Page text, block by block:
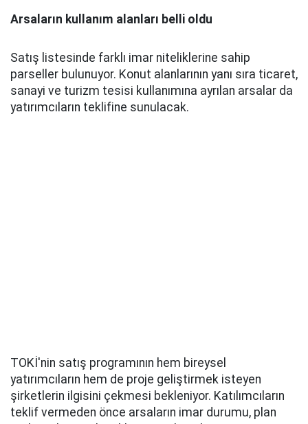
Arsaların kullanım alanları belli oldu
Satış listesinde farklı imar niteliklerine sahip
parseller bulunuyor. Konut alanlarının yanı sıra ticaret,
sanayi ve turizm tesisi kullanımına ayrılan arsalar da
yatırımcıların teklifine sunulacak.
TOKİ'nin satış programının hem bireysel
yatırımcıların hem de proje geliştirmek isteyen
şirketlerin ilgisini çekmesi bekleniyor. Katılımcıların
teklif vermeden önce arsaların imar durumu, plan